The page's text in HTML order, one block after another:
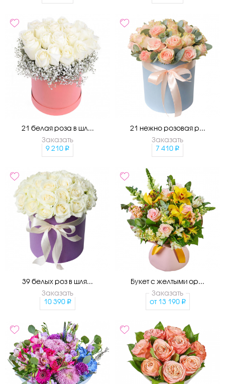
21 белая роза в шл...
Заказать
9 210
21 нежно розовая р...
Заказать
7 410
39 белых роз в шля...
Заказать
10 390
Букет с желтыми ор...
Заказать
от 13 190